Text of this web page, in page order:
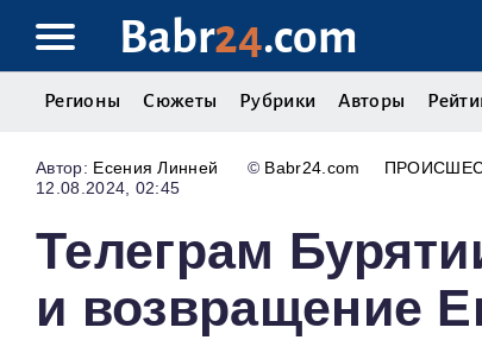
Babr24.com
Регионы Сюжеты Рубрики Авторы
Есения Линней © Babr24.com
12.08.2024, 02:45
Телеграм
и возвращение